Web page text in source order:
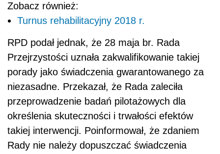
Zobacz również:
Turnus rehabilitacyjny 2018 r.
RPD podał jednak, że 28 maja br. Rada
Przejrzystości uznała zakwalifikowanie takiej
porady jako świadczenia gwarantowanego za
niezasadne. Przekazał, że Rada zaleciła
przeprowadzenie badań pilotażowych dla
określenia skuteczności i trwałości efektów
takiej interwencji. Poinformował, że zdaniem
Rady nie należy dopuszczać świadczenia